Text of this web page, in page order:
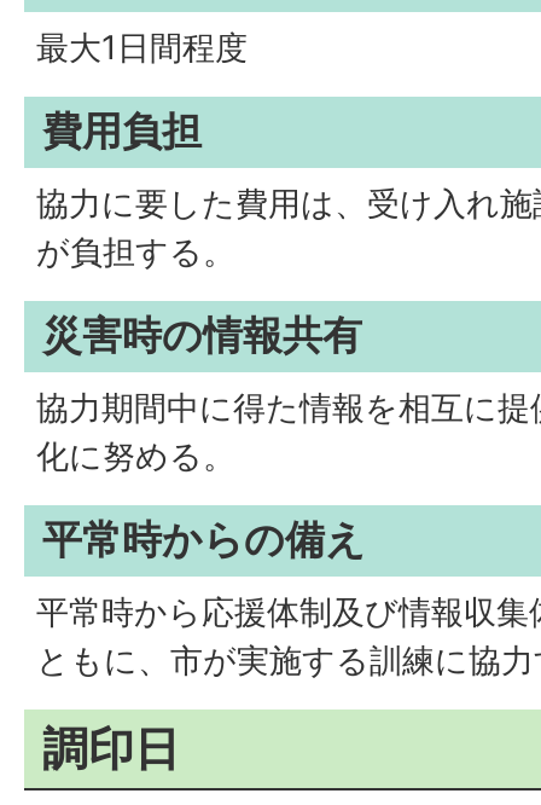
最大1日間程度
費用負担
協力に要した費用は、受け入れ
が負担する。
災害時の情報共有
協力期間中に得た情報を相互に
化に努める。
平常時からの備え
平常時から応援体制及び情報収
ともに、市が実施する訓練に協
調印日